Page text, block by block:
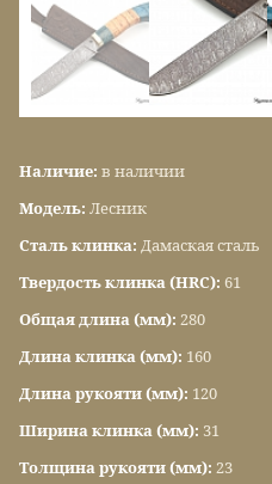
Наличие: в наличии
Модель: Лесник
Сталь клинка: Дамаская сталь
Твердость клинка (HRC): 61
Общая длина (мм): 280
Длина клинка (мм): 160
Длина рукояти (мм): 120
Ширина клинка (мм): 31
Толщина рукояти (мм): 23